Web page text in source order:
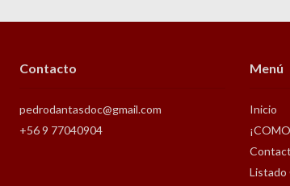
Contacto
pedrodantasdoc@gmail.com
+56 9 77040904
Menú
Inicio
Listado